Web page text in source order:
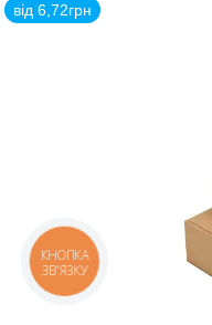
від 6,72грн
КНОПКА
ЗВ'ЯЗКУ